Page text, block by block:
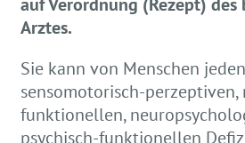
Arztes.
Sie kann von Menschen
sensomotorisch-perzeptiven,
funktionellen,
psychisch-funktionellen